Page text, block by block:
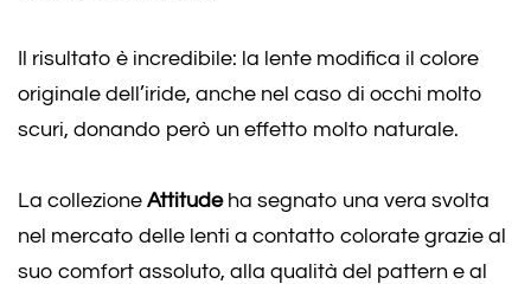
Il risultato è incredibile: la lente modifica il colore
originale dell’iride, anche nel caso di occhi molto
scuri, donando però un effetto molto naturale.
La collezione Attitudeha segnato una vera svolta
nel mercato delle lenti a contatto colorate grazie al
suo comfort assoluto, alla qualità del pattern e al